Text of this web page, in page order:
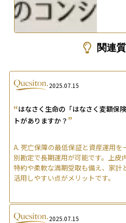
関連
2025.07.15
“はなさく生命の「はなさく変額保
トがありますか？ ”
A. 死亡保障の最低保証と資産運用を
別勘定で長期運用が可能です。上皮
特約や柔軟な満期受取も備え、家計
活用しやすい点がメリットです。
2025.07.15